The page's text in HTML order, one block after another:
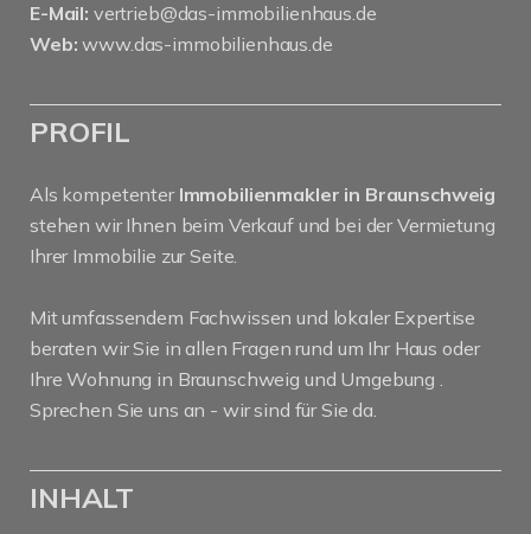
E-Mail: vertrieb@das-immobilienhaus.de
Web: www.das-immobilienhaus.de
PROFIL
Als kompetenter Immobilienmakler in Braunschweig
stehen wir Ihnen beim Verkauf und bei der Vermietung
Ihrer Immobilie zur Seite.
Mit umfassendem Fachwissen und lokaler Expertise
beraten wir Sie in allen Fragen rund um Ihr Haus oder
Ihre Wohnung in Braunschweig und Umgebung .
Sprechen Sie uns an - wir sind für Sie da.
INHALT